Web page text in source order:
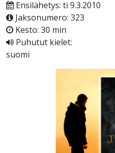
Ensilähetys: ti 9.3.2010
Jaksonumero: 323
Kesto: 30 min
Puhutut kielet:
suomi